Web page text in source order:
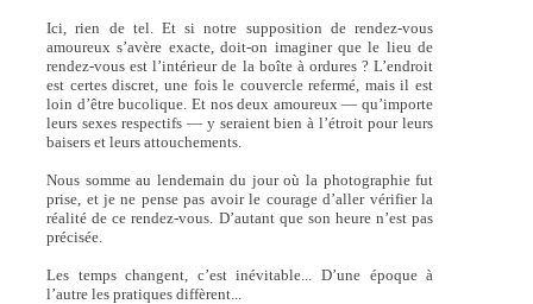
Ici, rien de tel. Et si notre supposition de rendez-vous
amoureux s’avère exacte, doit-on imaginer que le lieu de
rendez-vous est l’intérieur de la boîte à ordures ? L’endroit
est certes discret, une fois le couvercle refermé, mais il est
loin d’être bucolique. Et nos deux amoureux — qu’importe
leurs sexes respectifs — y seraient bien à l’étroit pour leurs
baisers et leurs attouchements.
Nous somme au lendemain du jour où la photographie fut
prise, et je ne pense pas avoir le courage d’aller vérifier la
réalité de ce rendez-vous. D’autant que son heure n’est pas
précisée.
Les temps changent, c’est inévitable... D’une époque à
l’autre les pratiques diffèrent...